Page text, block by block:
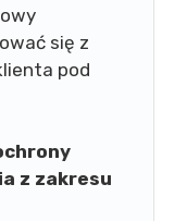
się z
pod
z zakresu